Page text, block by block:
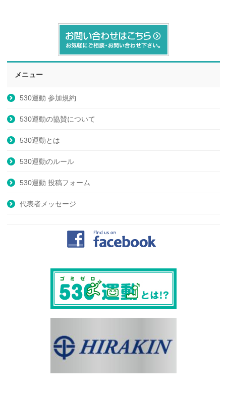
メニュー
530運動 参加規約
530運動の協賛について
530運動とは
530運動のルール
530運動 投稿フォーム
代表者メッセージ